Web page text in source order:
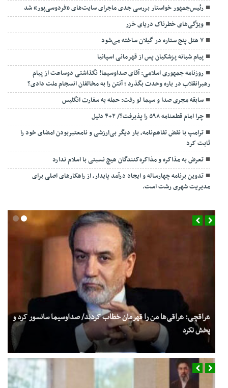
رئیس‌جمهور خواستار بررسی جدی ماجرای سایت‌های «فردوسی‌پور» شد
ویژگی‌های خطرناک دریای خزر
۷ هتل پنج ستاره در گیلان ساخته می‌شود
پیام شبانه پزشکیان پس از قهرمانی اسپانیا
روزنامه جمهوری اسلامی: آقای صداوسیما! نگذاشتی دوساعت از پیام
رهبرانقلاب در باره وحدت بگذرد ؛ آنتن را به مخالفان انسجام ملت دادی؟
سابقه مجری صدا و سیما لو رفت: حمله به سفارت انگلیس
چرا امام قطعنامه ۵۹۸ را پذیرفت؟/ ۲+۴ دلیل
ترامپ با نقض تفاهم‌نامه، بار دیگر بی‌ارزشی و نامعتبربودن امضای خود را
ثابت کرد
تعرض به مذاکره و مذاکره‌کنندگان هیچ نسبتی با اسلام ندارد
تدوین برنامه چهارساله و ایجاد درآمد پایدار، از راهکارهای اصلی برای
مدیریت شهری رشت است.
عراقچی: عراقی‌ها من را قهرمان خطاب کردند/ صداوسیما سانسور کرد و
پخش نکرد